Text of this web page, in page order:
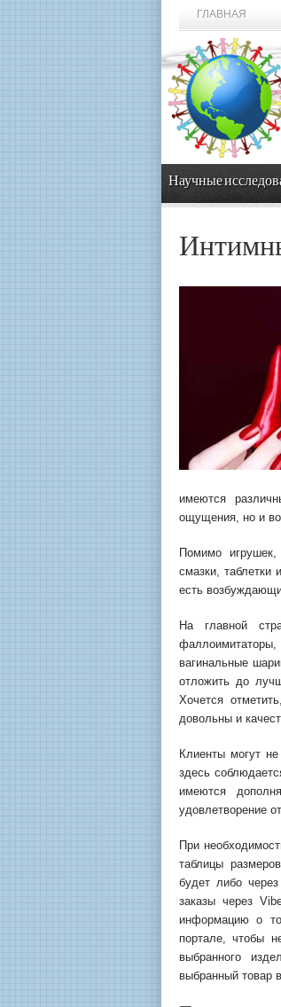
ГЛАВНАЯ
Научные
имеются
ощущения, но и
Помимо
смазки,
есть
На главной
вагинальные
отложить до
Хочется
довольны и
Клиенты могут
здесь
имеются
удовлетворение
При
таблицы
будет либо
заказы через
информацию о
портале, чтобы
выбранного
выбранный товар